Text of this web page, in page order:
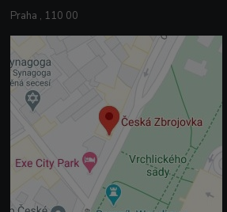
Praha , 110 00